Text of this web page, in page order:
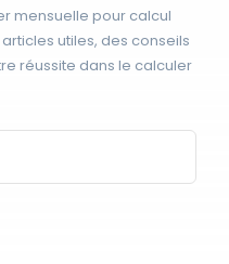
mensuelle pour calcul
utiles, des conseils
réussite dans le calculer